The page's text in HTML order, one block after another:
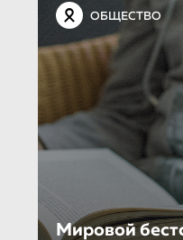
ОБЩЕСТВО
Мировой